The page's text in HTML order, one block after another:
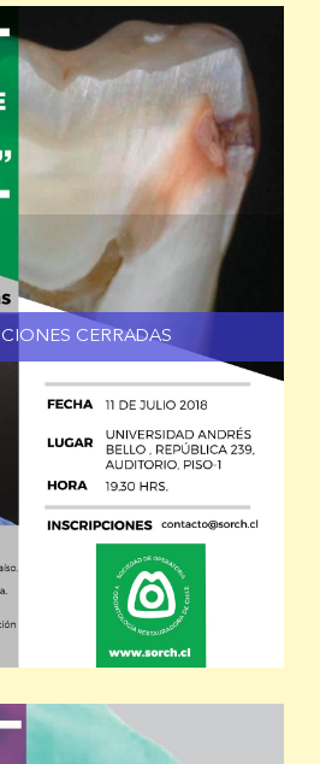
CERRADAS